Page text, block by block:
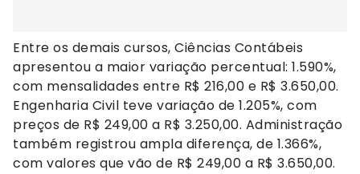
Entre os demais cursos, Ciências Contábeis
apresentou a maior variação percentual: 1.590%,
com mensalidades entre R$ 216,00 e R$ 3.650,00.
Engenharia Civil teve variação de 1.205%, com
preços de R$ 249,00 a R$ 3.250,00. Administração
também registrou ampla diferença, de 1.366%,
com valores que vão de R$ 249,00 a R$ 3.650,00.